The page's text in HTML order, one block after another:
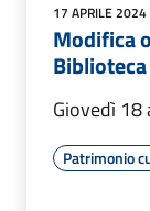
17 APRILE 2024
Modifica
Giovedì
Patrimonio